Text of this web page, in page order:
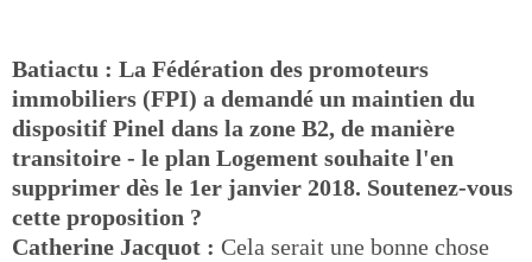
Batiactu : La Fédération des promoteurs
immobiliers (FPI) a demandé un maintien du
dispositif Pinel dans la zone B2, de manière
transitoire - le plan Logement souhaite l'en
supprimer dès le 1er janvier 2018. Soutenez-vous
cette proposition ?
Catherine Jacquot : Cela serait une bonne chose